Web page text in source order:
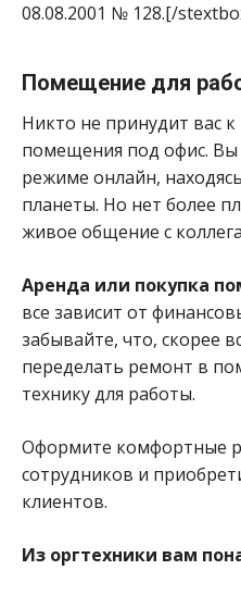
08.08.2001 № 128.[/
Помещение для
Никто не принудит вас
помещения под офис.
режиме онлайн,
планеты. Но нет более
живое общение с
Аренда или покупка
все зависит от
забывайте, что, скорее
переделать ремонт в
технику для работы.
Оформите комфортные
сотрудников и
клиентов.
Из оргтехники вам